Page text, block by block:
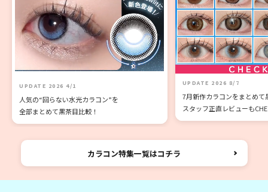
人気の“回らない水光カラコン”を
全部まとめて黒茶目比較！
UPDATE 2026 4/1
7月新作カラコンをまとめて
スタッフ正直レビューも
UPDATE 2026 8/7
カラコン特集一覧はコチラ